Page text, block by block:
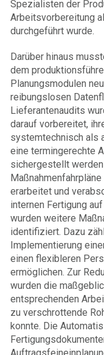
Spezialisten der
Arbeitsvorbereitung
durchgeführt wurde.
Darüber hinaus
dem
Planungsmodulen
reibungslosen
Lieferantenaudits
darauf vorbereitet,
systemtechnisch als
eine termingerechte
sichergestellt
erarbeitet und
internen Fertigung
wurden weitere
identifiziert. Dazu
Implementierung
einen flexibleren
ermöglichen. Zur
wurden die
entsprechenden
zu verschrottende
konnte. Die